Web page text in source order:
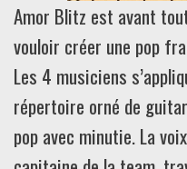
Amor Blitz est avant
vouloir créer une pop
Les 4 musiciens
répertoire orné de
pop avec minutie. La